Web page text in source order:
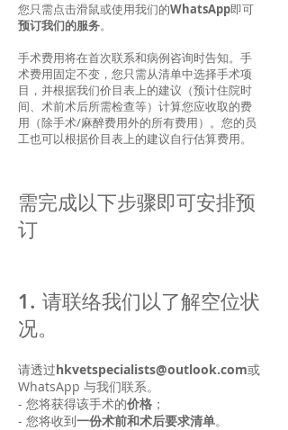
您只需点击滑鼠或使用我们的WhatsApp即可
预订我们的服务。
手术费用将在首次联系和病例咨询时告知。手
术费用固定不变，您只需从清单中选择手术项
目，并根据我们价目表上的建议（预计住院时
间、术前术后所需检查等）计算您应收取的费
用（除手术/麻醉费用外的所有费用）。您的员
工也可以根据价目表上的建议自行估算费用。
需完成以下步骤即可安排预
订
1. 请联络我们以了解空位状
况。
请透过hkvetspecialists@outlook.com或
WhatsApp 与我们联系。
- 您将获得该手术的价格 ；
- 您将收到一份术前和术后要求清单。